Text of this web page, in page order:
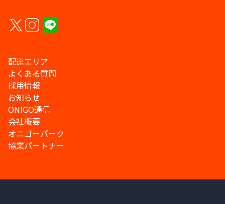
配達エリア
よくある質問
採用情報
お知らせ
ONIGO通信
会社概要
オニゴーパーク
協業パートナー